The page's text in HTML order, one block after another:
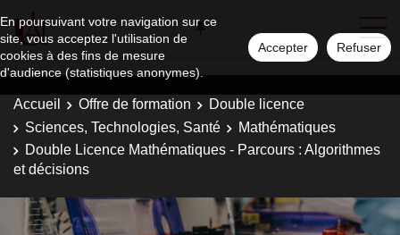
En poursuivant votre navigation sur ce
site, vous acceptez l'utilisation de
cookies à des fins de mesure
d'audience (statistiques anonymes).
Accepter Refuser
Accueil Offre de formation
Double licence
Sciences, Technologies, Santé
Mathématiques
Double Licence Mathématiques - Parcours : Algorithmes
et décisions